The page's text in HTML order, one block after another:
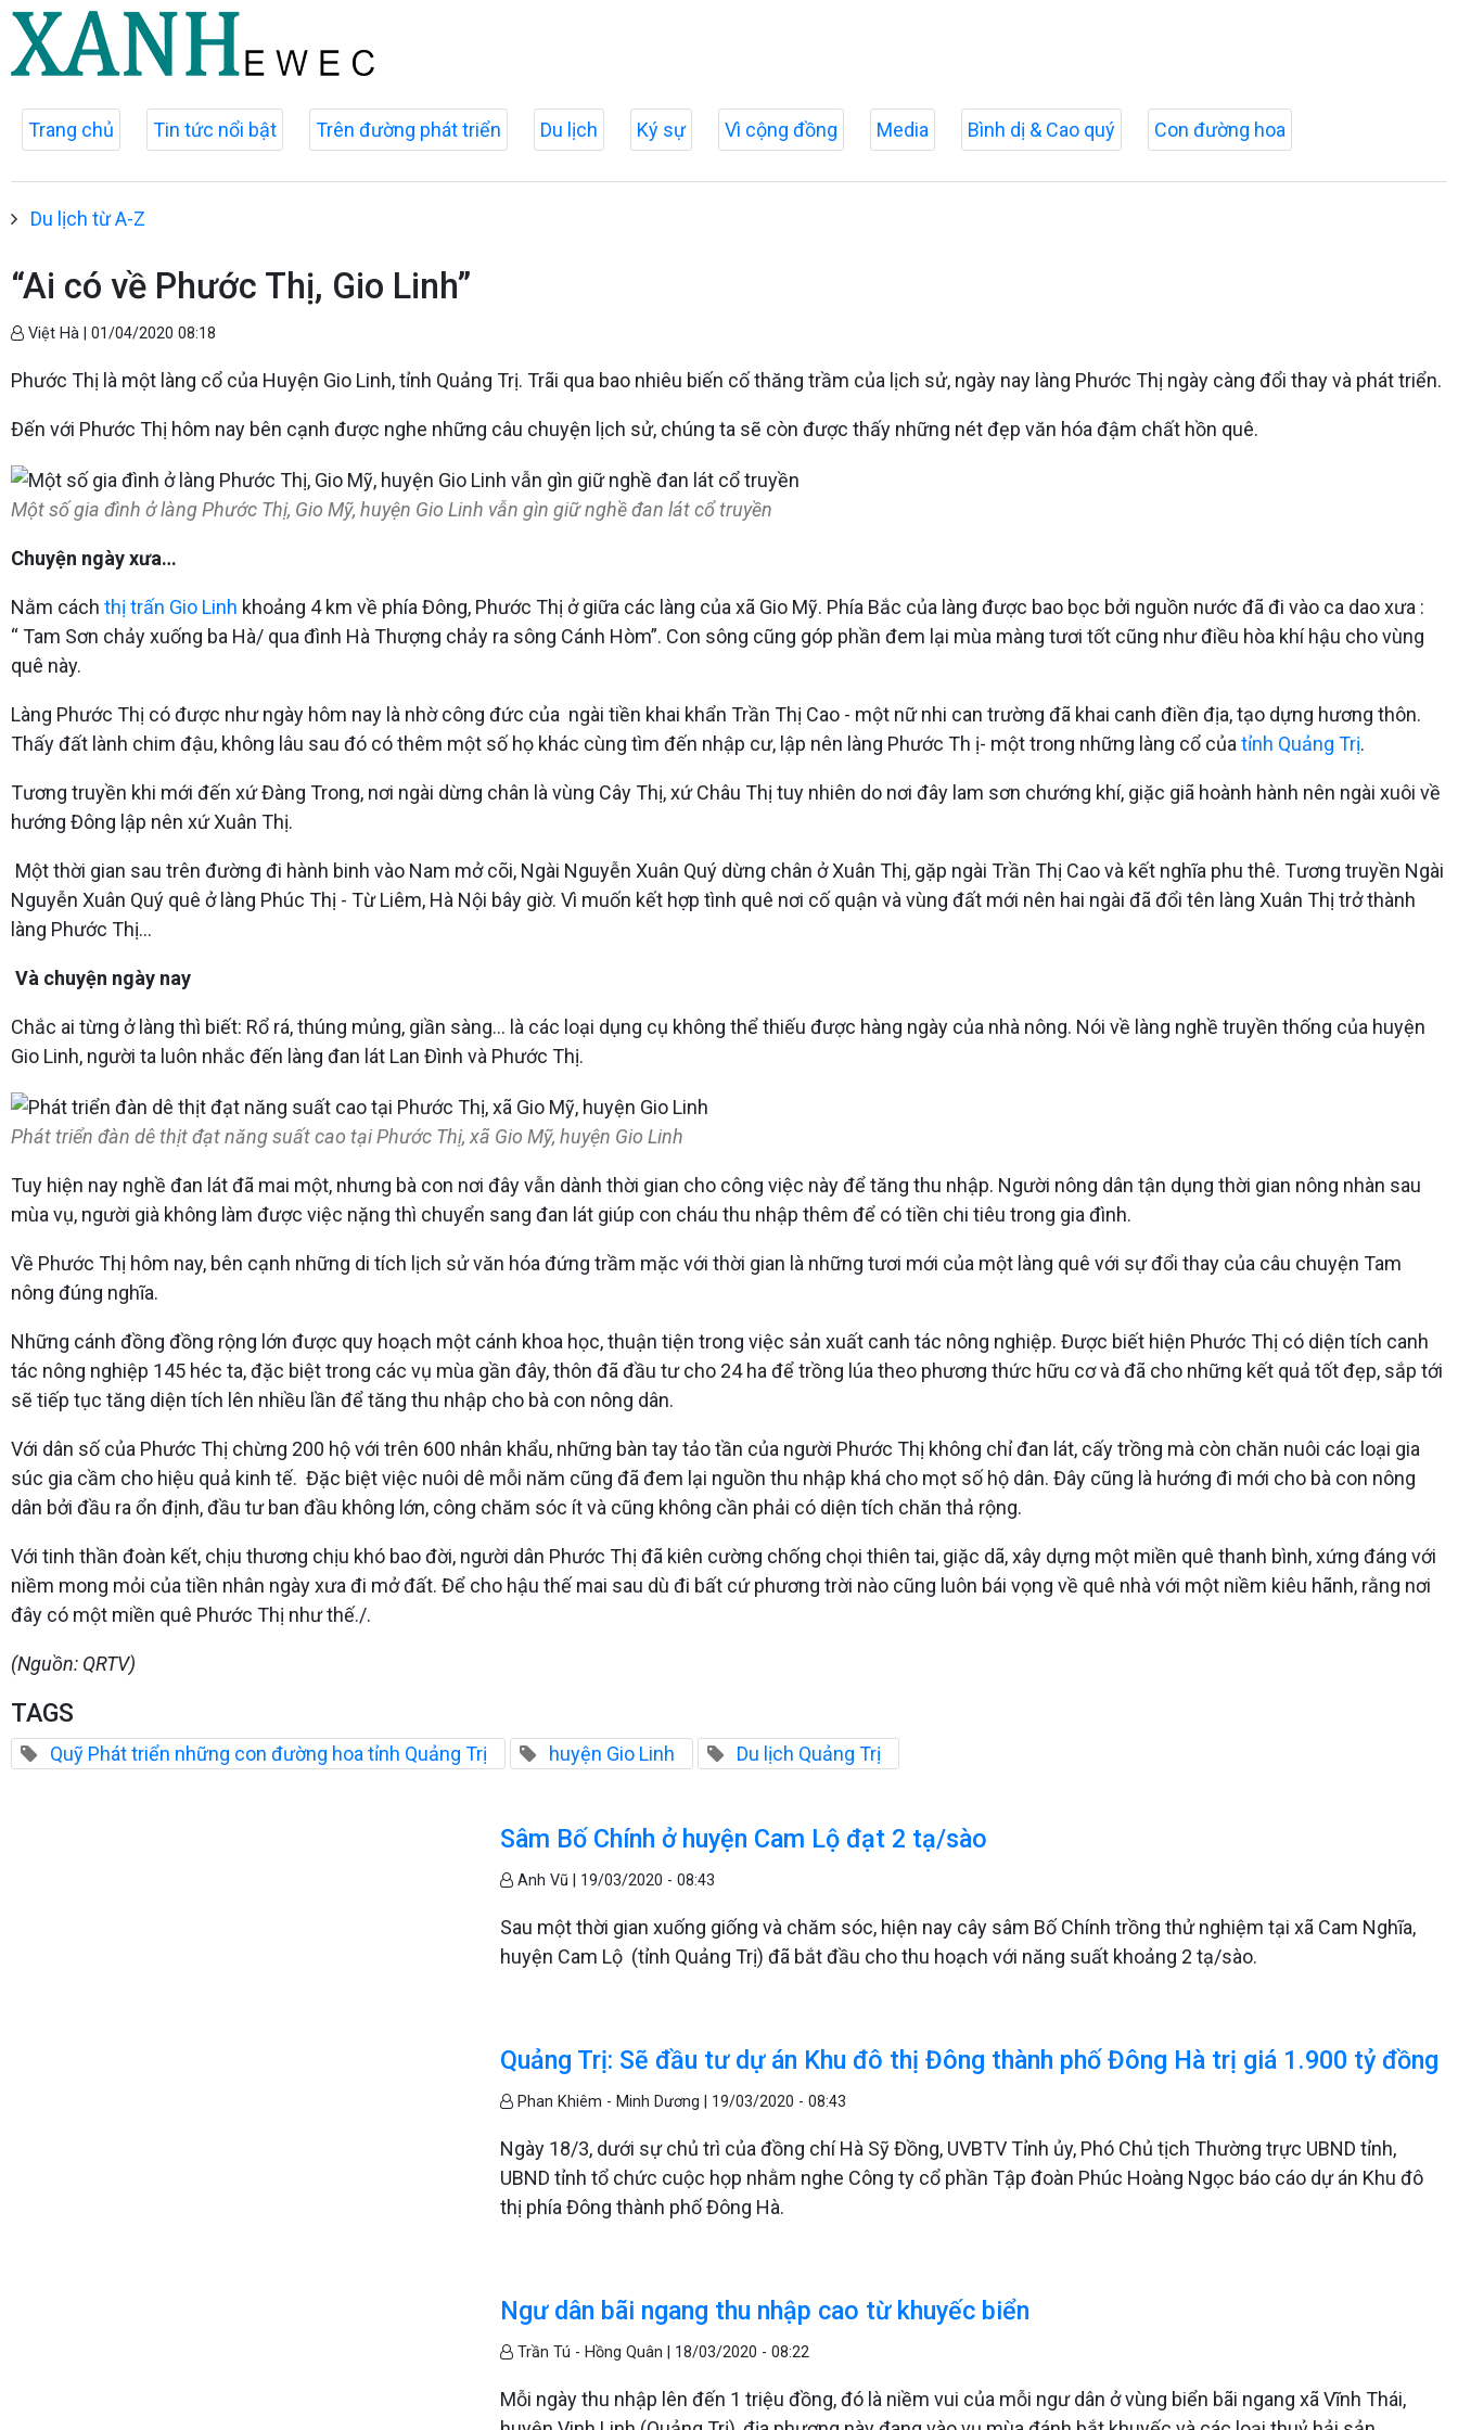
Trang chủ Tin tức nổi bật Trên đường phát triển Du lịch Ký sự Vì cộng đồng Media Bình dị & Cao quý Con đường hoa
Du lịch từ A-Z
“Ai có về Phước Thị, Gio Linh”
Việt Hà | 01/04/2020 08:18
Phước Thị là một làng cổ của Huyện Gio Linh, tỉnh Quảng Trị. Trãi qua bao nhiêu biến cố thăng trầm của lịch sử, ngày nay làng Phước Thị ngày càng đổi thay và phát triển.
Đến với Phước Thị hôm nay bên cạnh được nghe những câu chuyện lịch sử, chúng ta sẽ còn được thấy những nét đẹp văn hóa đậm chất hồn quê.
Một số gia đình ở làng Phước Thị, Gio Mỹ, huyện Gio Linh vẫn gìn giữ nghề đan lát cổ truyền
Chuyện ngày xưa…
Nằm cách thị trấn Gio Linh khoảng 4 km về phía Đông, Phước Thị ở giữa các làng của xã Gio Mỹ. Phía Bắc của làng được bao bọc bởi nguồn nước đã đi vào ca dao xưa :
“ Tam Sơn chảy xuống ba Hà/ qua đình Hà Thượng chảy ra sông Cánh Hòm”. Con sông cũng góp phần đem lại mùa màng tươi tốt cũng như điều hòa khí hậu cho vùng
quê này.
Làng Phước Thị có được như ngày hôm nay là nhờ công đức của ngài tiền khai khẩn Trần Thị Cao - một nữ nhi can trường đã khai canh điền địa, tạo dựng hương thôn.
Thấy đất lành chim đậu, không lâu sau đó có thêm một số họ khác cùng tìm đến nhập cư, lập nên làng Phước Th ị- một trong những làng cổ của tỉnh Quảng Trị.
Tương truyền khi mới đến xứ Đàng Trong, nơi ngài dừng chân là vùng Cây Thị, xứ Châu Thị tuy nhiên do nơi đây lam sơn chướng khí, giặc giã hoành hành nên ngài xuôi về
hướng Đông lập nên xứ Xuân Thị.
Một thời gian sau trên đường đi hành binh vào Nam mở cõi, Ngài Nguyễn Xuân Quý dừng chân ở Xuân Thị, gặp ngài Trần Thị Cao và kết nghĩa phu thê. Tương truyền Ngài
Nguyễn Xuân Quý quê ở làng Phúc Thị - Từ Liêm, Hà Nội bây giờ. Vì muốn kết hợp tình quê nơi cố quận và vùng đất mới nên hai ngài đã đổi tên làng Xuân Thị trở thành
làng Phước Thị…
Và chuyện ngày nay
Chắc ai từng ở làng thì biết: Rổ rá, thúng mủng, giần sàng… là các loại dụng cụ không thể thiếu được hàng ngày của nhà nông. Nói về làng nghề truyền thống của huyện
Gio Linh, người ta luôn nhắc đến làng đan lát Lan Đình và Phước Thị.
Phát triển đàn dê thịt đạt năng suất cao tại Phước Thị, xã Gio Mỹ, huyện Gio Linh
Tuy hiện nay nghề đan lát đã mai một, nhưng bà con nơi đây vẫn dành thời gian cho công việc này để tăng thu nhập. Người nông dân tận dụng thời gian nông nhàn sau
mùa vụ, người già không làm được việc nặng thì chuyển sang đan lát giúp con cháu thu nhập thêm để có tiền chi tiêu trong gia đình.
Về Phước Thị hôm nay, bên cạnh những di tích lịch sử văn hóa đứng trầm mặc với thời gian là những tươi mới của một làng quê với sự đổi thay của câu chuyện Tam
nông đúng nghĩa.
Những cánh đồng đồng rộng lớn được quy hoạch một cánh khoa học, thuận tiện trong việc sản xuất canh tác nông nghiệp. Được biết hiện Phước Thị có diện tích canh
tác nông nghiệp 145 héc ta, đặc biệt trong các vụ mùa gần đây, thôn đã đầu tư cho 24 ha để trồng lúa theo phương thức hữu cơ và đã cho những kết quả tốt đẹp, sắp tới
sẽ tiếp tục tăng diện tích lên nhiều lần để tăng thu nhập cho bà con nông dân.
Với dân số của Phước Thị chừng 200 hộ với trên 600 nhân khẩu, những bàn tay tảo tần của người Phước Thị không chỉ đan lát, cấy trồng mà còn chăn nuôi các loại gia
súc gia cầm cho hiệu quả kinh tế. Đặc biệt việc nuôi dê mỗi năm cũng đã đem lại nguồn thu nhập khá cho mọt số hộ dân. Đây cũng là hướng đi mới cho bà con nông
dân bởi đầu ra ổn định, đầu tư ban đầu không lớn, công chăm sóc ít và cũng không cần phải có diện tích chăn thả rộng.
Với tinh thần đoàn kết, chịu thương chịu khó bao đời, người dân Phước Thị đã kiên cường chống chọi thiên tai, giặc dã, xây dựng một miền quê thanh bình, xứng đáng với
niềm mong mỏi của tiền nhân ngày xưa đi mở đất. Để cho hậu thế mai sau dù đi bất cứ phương trời nào cũng luôn bái vọng về quê nhà với một niềm kiêu hãnh, rằng nơi
đây có một miền quê Phước Thị như thế./.
(Nguồn: QRTV)
TAGS
Quỹ Phát triển những con đường hoa tỉnh Quảng Trị huyện Gio Linh Du lịch Quảng Trị
Sâm Bố Chính ở huyện Cam Lộ đạt 2 tạ/sào
Anh Vũ | 19/03/2020 - 08:43
Sau một thời gian xuống giống và chăm sóc, hiện nay cây sâm Bố Chính trồng thử nghiệm tại xã Cam Nghĩa,
huyện Cam Lộ (tỉnh Quảng Trị) đã bắt đầu cho thu hoạch với năng suất khoảng 2 tạ/sào.
Quảng Trị: Sẽ đầu tư dự án Khu đô thị Đông thành phố Đông Hà trị giá 1.900 tỷ đồng
Phan Khiêm - Minh Dương | 19/03/2020 - 08:43
Ngày 18/3, dưới sự chủ trì của đồng chí Hà Sỹ Đồng, UVBTV Tỉnh ủy, Phó Chủ tịch Thường trực UBND tỉnh,
UBND tỉnh tổ chức cuộc họp nhằm nghe Công ty cổ phần Tập đoàn Phúc Hoàng Ngọc báo cáo dự án Khu đô
thị phía Đông thành phố Đông Hà.
Ngư dân bãi ngang thu nhập cao từ khuyếc biển
Trần Tú - Hồng Quân | 18/03/2020 - 08:22
Mỗi ngày thu nhập lên đến 1 triệu đồng, đó là niềm vui của mỗi ngư dân ở vùng biển bãi ngang xã Vĩnh Thái,